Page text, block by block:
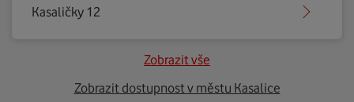
Kasaličky 12
Zobrazit vše
Zobrazit dostupnost v městu Kasalice